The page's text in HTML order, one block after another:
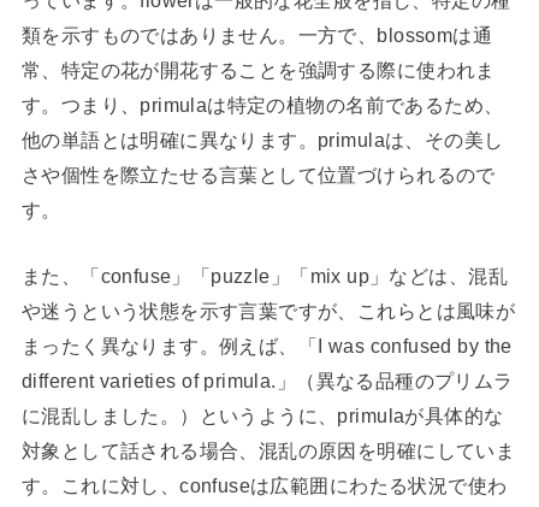
類を示すものではありません。一方で、blossomは通
常、特定の花が開花することを強調する際に使われま
す。つまり、primulaは特定の植物の名前であるため、
他の単語とは明確に異なります。primulaは、その美し
さや個性を際立たせる言葉として位置づけられるので
す。
また、「confuse」「puzzle」「mix up」などは、混乱
や迷うという状態を示す言葉ですが、これらとは風味が
まったく異なります。例えば、「I was confused by the
different varieties of primula.」（異なる品種のプリムラ
に混乱しました。）というように、primulaが具体的な
対象として話される場合、混乱の原因を明確にしていま
す。これに対し、confuseは広範囲にわたる状況で使わ